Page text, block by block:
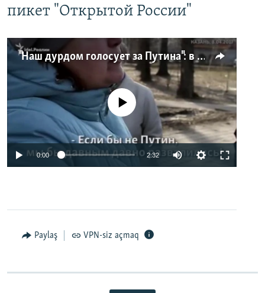
пикет "Открытой России"
"Наш дурдом голосует за Путина": в Казани прошел арт-пикет "Открытой России"
No media source currently available
0:00 2:32
Paylaş VPN-siz açmaq